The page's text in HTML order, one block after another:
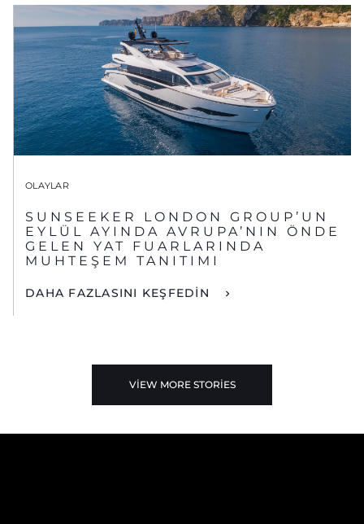
OLAYLAR
SUNSEEKER LONDON GROUP’UN
EYLÜL AYINDA AVRUPA’NIN ÖNDE
GELEN YAT FUARLARINDA
MUHTEŞEM TANITIMI
DAHA FAZLASINI KEŞFEDİN
VIEW MORE STORIES